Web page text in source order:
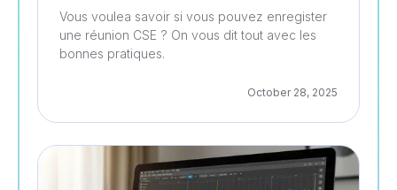
Vous voulea savoir si vous pouvez enregister
une réunion CSE ? On vous dit tout avec les
bonnes pratiques.
October 28, 2025